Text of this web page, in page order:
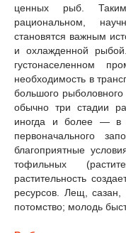
ценных рыб.
рациональном,
становятся важным
и охлажденной
густонаселенном
необходимость в
большого
обычно три стадии
иногда и более — в
первоначального
благоприятные
тофильных
растительность
ресурсов. Лещ,
потомство; молодь